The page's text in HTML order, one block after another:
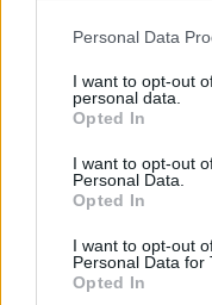
Personal Data
I want to opt-out
personal data.
Opted In
I want to opt-out
Personal Data.
Opted In
I want to opt-out
Personal Data for
Opted In
guide turistiche
interesse
questo modo
gli effetti e
ai concorsi
richiesto. Ecco i